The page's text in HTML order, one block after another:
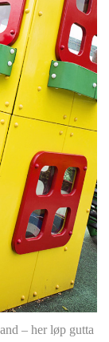
– her løp gutta